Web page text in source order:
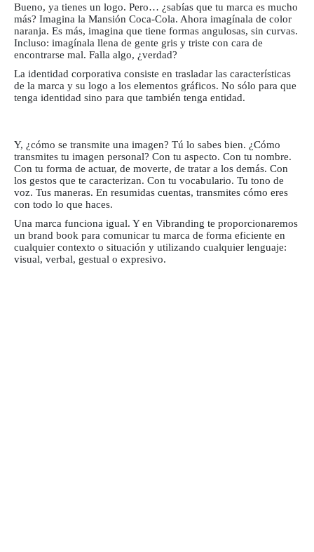
Bueno, ya tienes un logo. Pero… ¿sabías que tu marca es mucho
más? Imagina la Mansión Coca-Cola. Ahora imagínala de color
naranja. Es más, imagina que tiene formas angulosas, sin curvas.
Incluso: imagínala llena de gente gris y triste con cara de
encontrarse mal. Falla algo, ¿verdad?
La identidad corporativa consiste en trasladar las características
de la marca y su logo a los elementos gráficos. No sólo para que
tenga identidad sino para que también tenga entidad.
Y, ¿cómo se transmite una imagen? Tú lo sabes bien. ¿Cómo
transmites tu imagen personal? Con tu aspecto. Con tu nombre.
Con tu forma de actuar, de moverte, de tratar a los demás. Con
los gestos que te caracterizan. Con tu vocabulario. Tu tono de
voz. Tus maneras. En resumidas cuentas, transmites cómo eres
con todo lo que haces.
Una marca funciona igual. Y en Vibranding te proporcionaremos
un brand book para comunicar tu marca de forma eficiente en
cualquier contexto o situación y utilizando cualquier lenguaje:
visual, verbal, gestual o expresivo.